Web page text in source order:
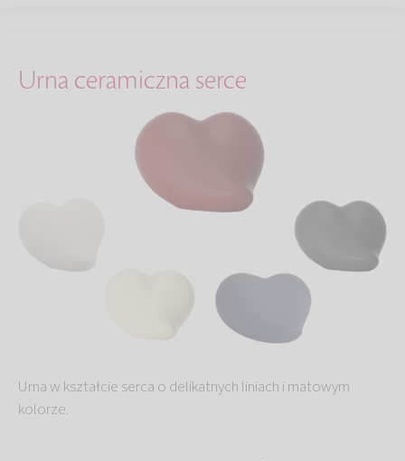
Urna ceramiczna serce
Urna w kształcie serca o delikatnych liniach i matowym
kolorze.